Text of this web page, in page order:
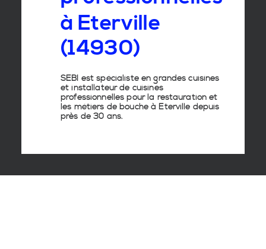
à Eterville
(14930)
SEBI est spécialiste en grandes cuisines
et installateur de cuisines
professionnelles pour la restauration et
les métiers de bouche à Eterville depuis
près de 30 ans.